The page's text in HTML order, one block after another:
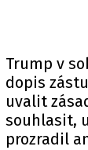
Trump v
dopis
uvalit
souhlasit,
prozradil